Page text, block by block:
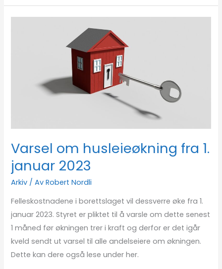
Varsel om husleieøkning fra 1.
januar 2023
Arkiv / Av Robert Nordli
Felleskostnadene i borettslaget vil dessverre øke fra 1.
januar 2023. Styret er pliktet til å varsle om dette senest
1 måned før økningen trer i kraft og derfor er det igår
kveld sendt ut varsel til alle andelseiere om økningen.
Dette kan dere også lese under her.